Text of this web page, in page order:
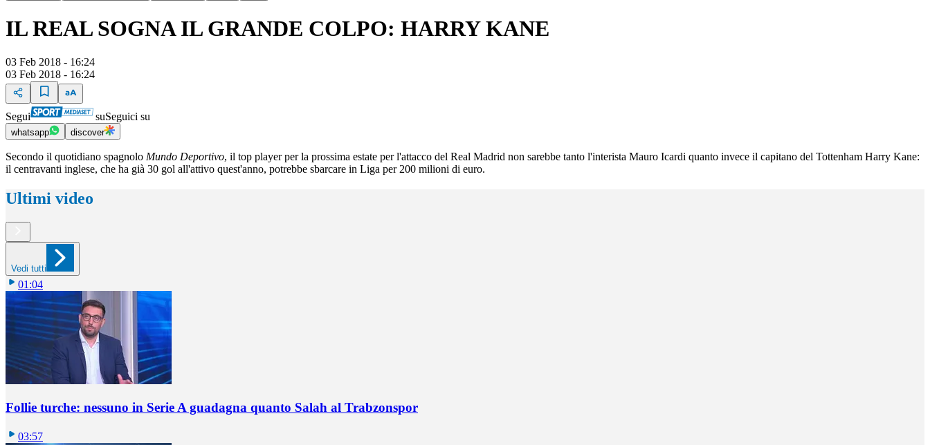
IL REAL SOGNA IL GRANDE COLPO: HARRY KANE
03 Feb 2018 - 16:24
03 Feb 2018 - 16:24
Segui suSeguici su
whatsapp discover
Secondo il quotidiano spagnolo Mundo Deportivo, il top player per la prossima estate per l'attacco del Real Madrid non sarebbe tanto l'interista Mauro Icardi quanto invece il capitano del Tottenham Harry Kane:
il centravanti inglese, che ha già 30 gol all'attivo quest'anno, potrebbe sbarcare in Liga per 200 milioni di euro.
Ultimi video
Vedi tutti
01:04
Follie turche: nessuno in Serie A guadagna quanto Salah al Trabzonspor
03:57